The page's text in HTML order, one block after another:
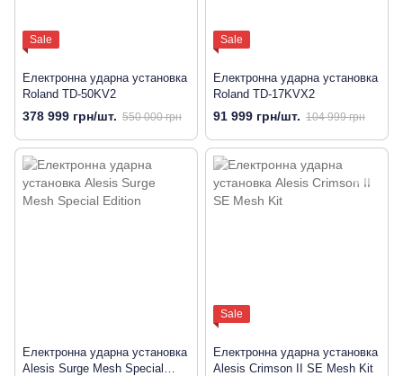
Sale
Електронна ударна установка
Roland TD-50KV2
378 999 грн/шт. 550 000 грн
Sale
Електронна ударна установка
Roland TD-17KVX2
91 999 грн/шт. 104 999 грн
Електронна ударна установка
Alesis Surge Mesh Special
Sale
Електронна ударна установка
Alesis Crimson II SE Mesh Kit